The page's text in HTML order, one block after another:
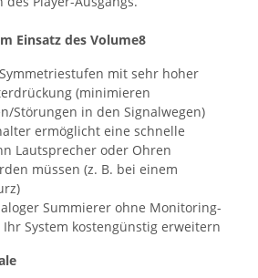
Einsatz des Volume8
mit sehr hoher
(minimieren
Störungen in den Signalwegen)
ermöglicht eine schnelle
Lautsprecher oder Ohren
müssen (z. B. bei einem
Summierer ohne Monitoring-
System kostengünstig erweitern